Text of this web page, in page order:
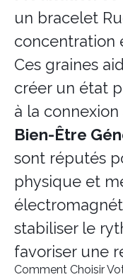
un bracelet
concentration
Ces graines
créer un état
à la
Bien-Être
sont réputés
physique et
stabiliser le
favoriser une
Comment Choisir